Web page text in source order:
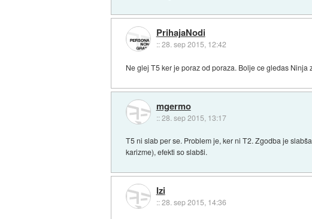
PrihajaNodi
::28. sep 2015, 12:42
Ne glej T5 ker je poraz od poraza. Bolje ce gledas
mgermo
::28. sep 2015, 13:17
T5 ni slab per se. Problem je, ker ni T2. Zgodba je
karizme), efekti so slabši.
Izi
::28. sep 2015, 14:36